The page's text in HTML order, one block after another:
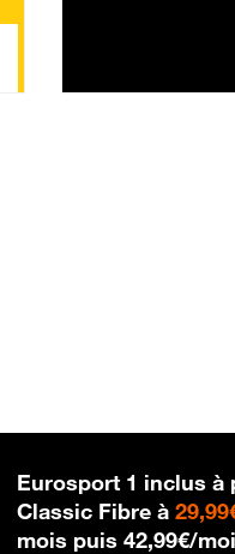
Eurosport 1 inclus à
Classic Fibre à
mois puis42,99€/